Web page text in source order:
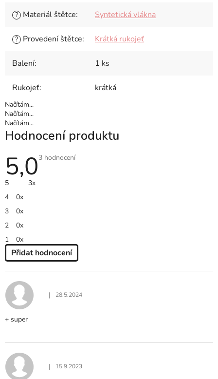
? Materiál štětce: Syntetická vlákna
? Provedení štětce: Krátká rukojeť
Balení: 1 ks
Rukojeť: krátká
Načítám...
Načítám...
Načítám...
Hodnocení produktu
5,0Průměrné
3 hodnocení
5
3x
4
0x
3
0x
2
0x
1
0x
Přidat hodnocení
P
I
S
O
N
O
C
E
Hodnocení produktu je 5 z 5 hvězdiček.
| 28.5.2024
+ super
Hodnocení produktu je 5 z 5 hvězdiček.
| 15.9.2023